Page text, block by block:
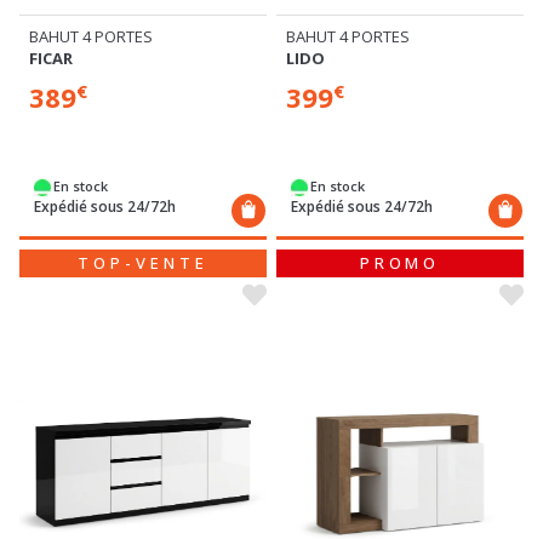
BAHUT 4 PORTES
FICAR
389€
En stock
Expédié sous 24/72h
BAHUT 4 PORTES
LIDO
399€
En stock
Expédié sous 24/72h
TOP-VENTE PROMO